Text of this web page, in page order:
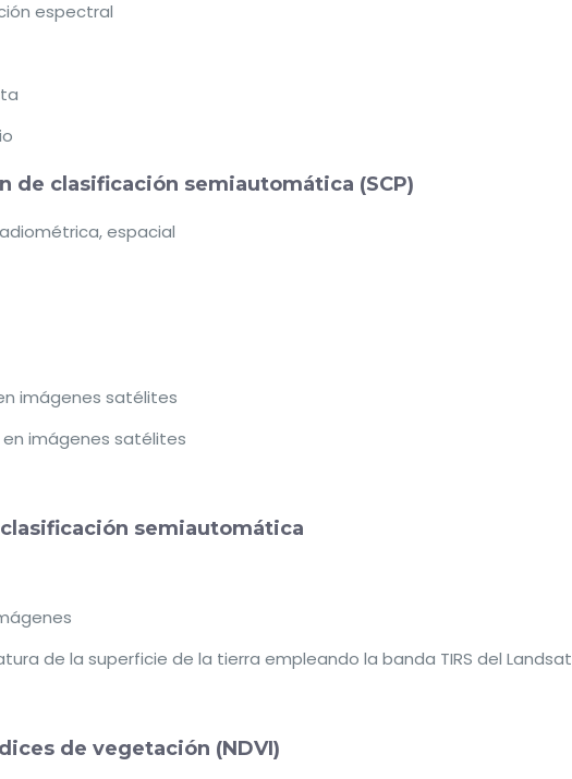
espectral
de clasificación semiautomática (SCP)
espacial
imágenes satélites
imágenes satélites
semiautomática
de la superficie de la tierra empleando la banda TIRS del Landsat
de vegetación (NDVI)